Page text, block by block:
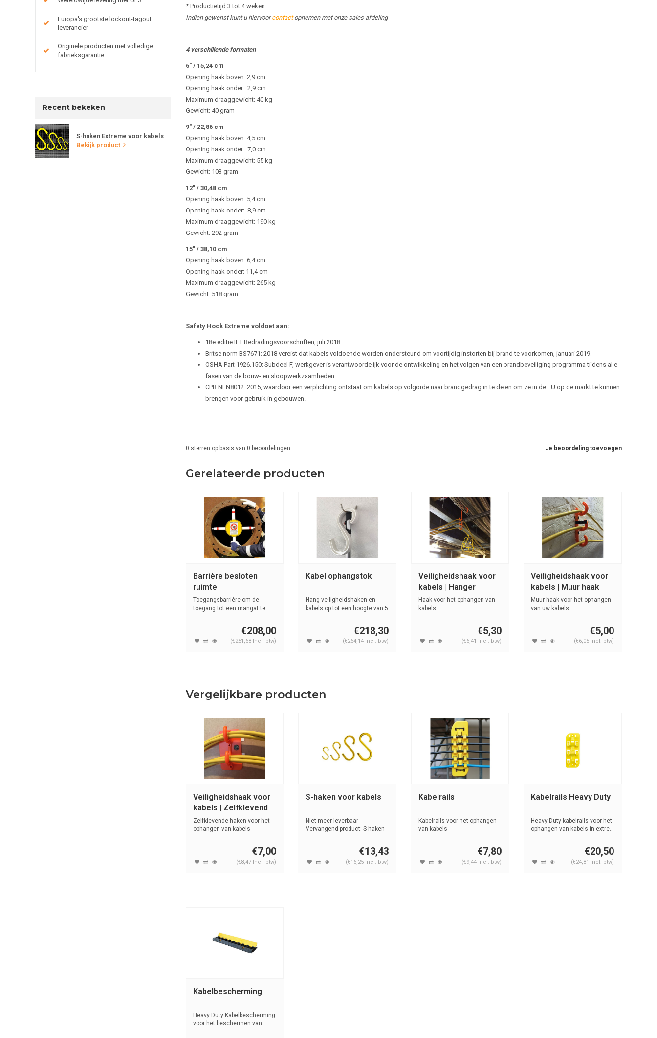
Europa's grootste lockout-tagout
leverancier
Originele producten met volledige
fabrieksgarantie
Recent bekeken
S-haken Extreme voor kabels
Bekijk product
* Productietijd 3 tot 4 weken
Indien gewenst kunt u hiervoorcontactopnemen met onze sales afdeling
4 verschillende formaten
6" / 15,24 cm
Opening haak boven: 2,9 cm
Opening haak onder: 2,9 cm
Maximum draaggewicht: 40 kg
Gewicht: 40 gram
9" / 22,86 cm
Opening haak boven: 4,5 cm
Opening haak onder: 7,0 cm
Maximum draaggewicht: 55 kg
Gewicht: 103 gram
12" / 30,48 cm
Opening haak boven: 5,4 cm
Opening haak onder: 8,9 cm
Maximum draaggewicht: 190 kg
Gewicht: 292 gram
15" / 38,10 cm
Opening haak boven: 6,4 cm
Opening haak onder: 11,4 cm
Maximum draaggewicht: 265 kg
Gewicht: 518 gram
Safety Hook Extreme voldoet aan:
18e editie IET Bedradingsvoorschriften, juli 2018.
Britse norm BS7671: 2018 vereist dat kabels voldoende worden ondersteund om voortijdig instorten bij brand te voorkomen, januari 2019.
OSHA Part 1926.150: Subdeel F, werkgever is verantwoordelijk voor de ontwikkeling en het volgen van een brandbeveiliging programma tijdens alle
fasen van de bouw- en sloopwerkzaamheden.
CPR NEN8012: 2015, waardoor een verplichting ontstaat om kabels op volgorde naar brandgedrag in te delen om ze in de EU op de markt te kunnen
brengen voor gebruik in gebouwen.
Je beoordeling toevoegen
0 sterren op basis van 0 beoordelingen
Gerelateerde producten
Barrière besloten
ruimte
Toegangsbarrière om de
toegang tot een mangat te
€208,00
(€251,68 Incl. btw)
Kabel ophangstok
Hang veiligheidshaken en
kabels op tot een hoogte van 5
€218,30
(€264,14 Incl. btw)
Veiligheidshaak voor
kabels | Hanger
Haak voor het ophangen van
kabels
€5,30
(€6,41 Incl. btw)
Veiligheidshaak voor
kabels | Muur haak
Muur haak voor het ophangen
van uw kabels
€5,00
(€6,05 Incl. btw)
Vergelijkbare producten
Veiligheidshaak voor
kabels | Zelfklevend
Zelfklevende haken voor het
ophangen van kabels
€7,00
(€8,47 Incl. btw)
S-haken voor kabels
Niet meer leverbaar
Vervangend product: S-haken
€13,43
(€16,25 Incl. btw)
Kabelrails
Kabelrails voor het ophangen
van kabels
€7,80
(€9,44 Incl. btw)
Kabelrails Heavy Duty
Heavy Duty kabelrails voor het
ophangen van kabels in extre...
€20,50
(€24,81 Incl. btw)
Kabelbescherming
Heavy Duty Kabelbescherming
voor het beschermen van